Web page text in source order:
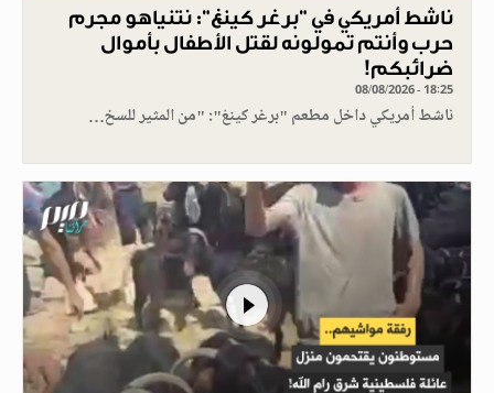
ناشط أمريكي في "برغر كينغ": نتنياهو مجرم
حرب وأنتم تمولونه لقتل الأطفال بأموال
ضرائبكم!
08/08/2026 - 18:25
ناشط أمريكي داخل مطعم "برغر كينغ": "من المثير للسخ…